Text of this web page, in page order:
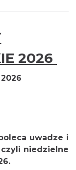
2026-08-16
2026
uwadze i
czyli niedzielne